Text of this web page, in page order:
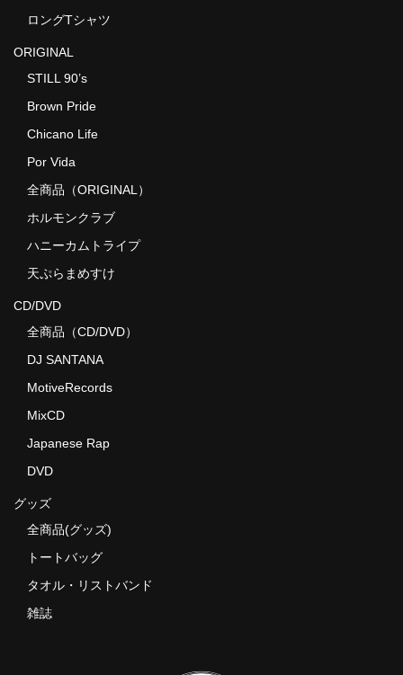
ロングTシャツ
ORIGINAL
STILL 90’s
Brown Pride
Chicano Life
Por Vida
全商品（ORIGINAL）
ホルモンクラブ
ハニーカムトライプ
天ぷらまめすけ
CD/DVD
全商品（CD/DVD）
DJ SANTANA
MotiveRecords
MixCD
Japanese Rap
DVD
グッズ
全商品(グッズ)
トートバッグ
タオル・リストバンド
雑誌